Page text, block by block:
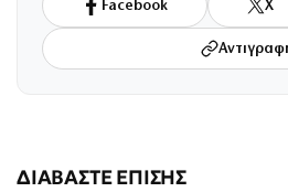
Facebook X
ΔΙΑΒΑΣΤΕ ΕΠΙΣΗΣ